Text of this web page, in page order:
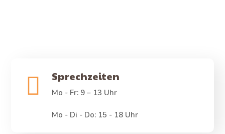
Sprechzeiten
Mo - Fr: 9 – 13 Uhr
Mo - Di - Do: 15 - 18 Uhr